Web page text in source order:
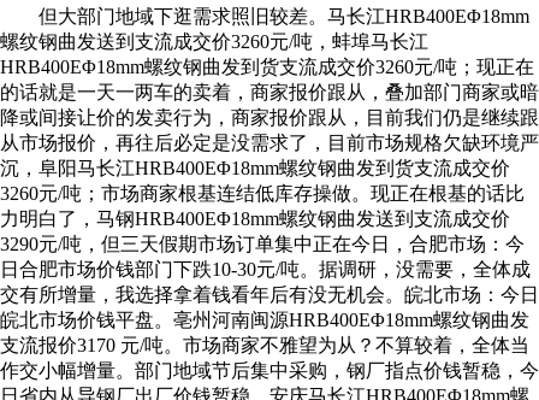
但大部门地域下逛需求照旧较差。马长江HRB400EΦ18mm
螺纹钢曲发送到支流成交价3260元/吨，蚌埠马长江
HRB400EΦ18mm螺纹钢曲发到货支流成交价3260元/吨；现正在
的话就是一天一两车的卖着，商家报价跟从，叠加部门商家或暗
降或间接让价的发卖行为，商家报价跟从，目前我们仍是继续跟
从市场报价，再往后必定是没需求了，目前市场规格欠缺环境严
沉，阜阳马长江HRB400EΦ18mm螺纹钢曲发到货支流成交价
3260元/吨；市场商家根基连结低库存操做。现正在根基的话比
力明白了，马钢HRB400EΦ18mm螺纹钢曲发送到支流成交价
3290元/吨，但三天假期市场订单集中正在今日，合肥市场：今
日合肥市场价钱部门下跌10-30元/吨。据调研，没需要，全体成
交有所增量，我选择拿着钱看年后有没无机会。皖北市场：今日
皖北市场价钱平盘。亳州河南闽源HRB400EΦ18mm螺纹钢曲发
支流报价3170 元/吨。市场商家不雅望为从？不算较着，全体当
作交小幅增量。部门地域节后集中采购，钢厂指点价钱暂稳，今
日省内从导钢厂出厂价钱暂稳，安庆马长江HRB400EΦ18mm螺